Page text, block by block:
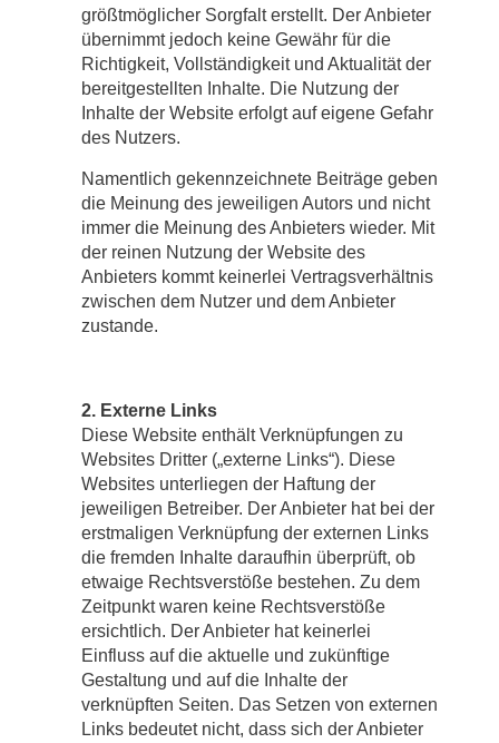
größtmöglicher Sorgfalt erstellt. Der Anbieter
übernimmt jedoch keine Gewähr für die
Richtigkeit, Vollständigkeit und Aktualität der
bereitgestellten Inhalte. Die Nutzung der
Inhalte der Website erfolgt auf eigene Gefahr
des Nutzers.
Namentlich gekennzeichnete Beiträge geben
die Meinung des jeweiligen Autors und nicht
immer die Meinung des Anbieters wieder. Mit
der reinen Nutzung der Website des
Anbieters kommt keinerlei Vertragsverhältnis
zwischen dem Nutzer und dem Anbieter
zustande.
2. Externe Links
Diese Website enthält Verknüpfungen zu
Websites Dritter („externe Links“). Diese
Websites unterliegen der Haftung der
jeweiligen Betreiber. Der Anbieter hat bei der
erstmaligen Verknüpfung der externen Links
die fremden Inhalte daraufhin überprüft, ob
etwaige Rechtsverstöße bestehen. Zu dem
Zeitpunkt waren keine Rechtsverstöße
ersichtlich. Der Anbieter hat keinerlei
Einfluss auf die aktuelle und zukünftige
Gestaltung und auf die Inhalte der
verknüpften Seiten. Das Setzen von externen
Links bedeutet nicht, dass sich der Anbieter